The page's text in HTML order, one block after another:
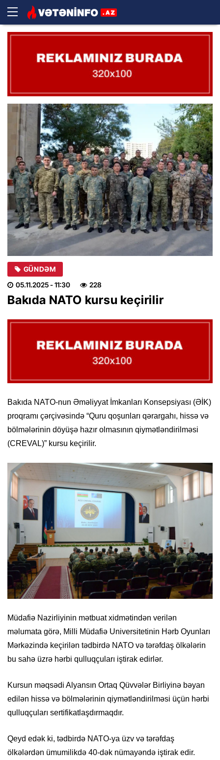
GÜNDƏM
05.11.2025- 11:30 228
Bakıda NATO kursu keçirilir
Bakıda NATO-nun Əməliyyat İmkanları Konsepsiyası (ƏİK)
proqramı çərçivəsində “Quru qoşunları qərargahı, hissə və
bölmələrinin döyüşə hazır olmasının qiymətləndirilməsi
(CREVAL)” kursu keçirilir.
Müdafiə Nazirliyinin mətbuat xidmətindən verilən
məlumata görə, Milli Müdafiə Universitetinin Hərb Oyunları
Mərkəzində keçirilən tədbirdə NATO və tərəfdaş ölkələrin
bu sahə üzrə hərbi qulluqçuları iştirak edirlər.
Kursun məqsədi Alyansın Ortaq Qüvvələr Birliyinə bəyan
edilən hissə və bölmələrinin qiymətləndirilməsi üçün hərbi
qulluqçuları sertifikatlaşdırmaqdır.
Qeyd edək ki, tədbirdə NATO-ya üzv və tərəfdaş
ölkələrdən ümumilikdə 40-dək nümayəndə iştirak edir.